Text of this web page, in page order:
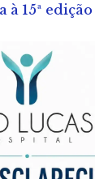
à 15ª edição